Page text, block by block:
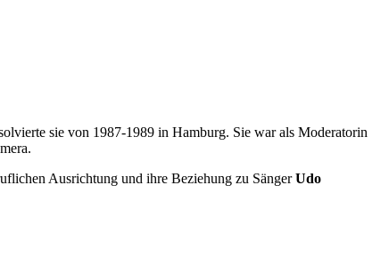
sie von 1987-1989 in Hamburg. Sie war als Moderatorin
Ausrichtung und ihre Beziehung zu SängerUdo